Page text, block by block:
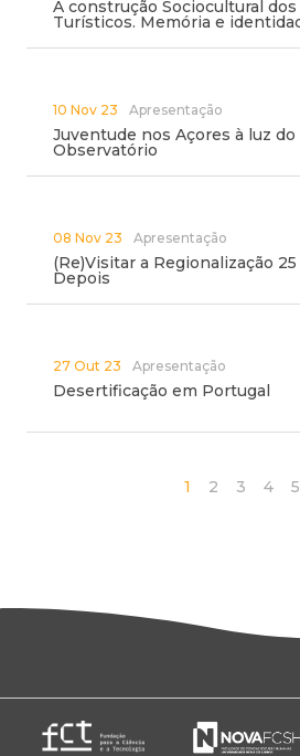
A construção Sociocultural dos
Turísticos. Memória e
10 Nov 23 Apresentação
Juventude nos Açores à luz do
Observatório
08 Nov 23 Apresentação
(Re)Visitar a Regionalização
Depois
27 Out 23 Apresentação
Desertificação em Portugal
1 2 3 4 5